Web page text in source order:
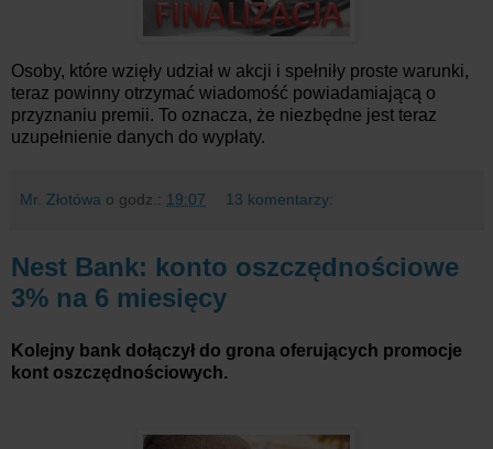
Osoby, które wzięły udział w akcji i spełniły proste warunki,
teraz powinny otrzymać wiadomość powiadamiającą o
przyznaniu premii. To oznacza, że niezbędne jest teraz
uzupełnienie danych do wypłaty.
Mr. Złotówa o godz.: 19:07 13 komentarzy:
Nest Bank: konto oszczędnościowe
3% na 6 miesięcy
Kolejny bank dołączył do grona oferujących promocje
kont oszczędnościowych.